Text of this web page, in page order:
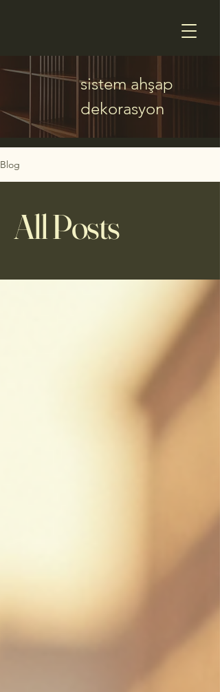
sistem ahşap
dekorasyon
Blog
All Posts